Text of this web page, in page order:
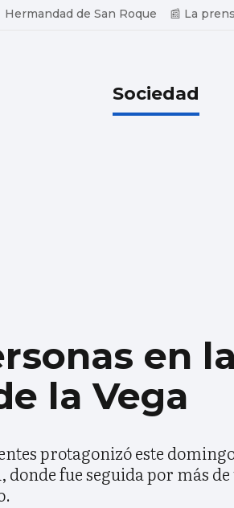
Hermandad de San Roque 📰 La
Sociedad
en
la Vega
protagonizó este
fue seguida por más